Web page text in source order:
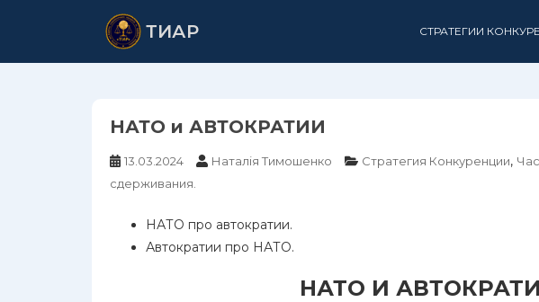
ТИАР СТРАТЕГИИ
НАТО и АВТОКРАТИИ
13.03.2024 Наталія Тимошенко Стратегия Конкуренции,
сдерживания.
НАТО про автократии.
Автократии про НАТО.
НАТО И